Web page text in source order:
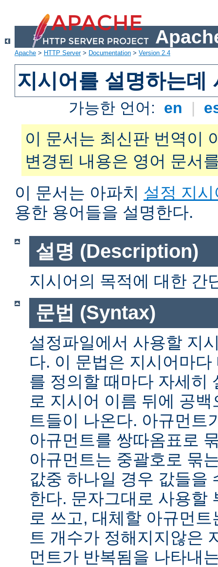
Apache > HTTP Server> Documentation > Version 2.4
지시어를 설명하는데
가능한 언어: en |
이 문서는 최신판 번역이
변경된 내용은 영어 문서
이 문서는 아파치 설정 지시
용한 용어들을 설명한다.
설명 (Description)
지시어의 목적에 대한 간
문법 (Syntax)
설정파일에서 사용할 지
다. 이 문법은 지시어마
를 정의할 때마다 자세히
로 지시어 이름 뒤에 공
트들이 나온다. 아규먼트
아규먼트를 쌍따옴표로
아규먼트는 중괄호로 묶
값중 하나일 경우 값들을
한다. 문자그대로 사용할
로 쓰고, 대체할 아규먼
트 개수가 정해지지않은
먼트가 반복됨을 나타내